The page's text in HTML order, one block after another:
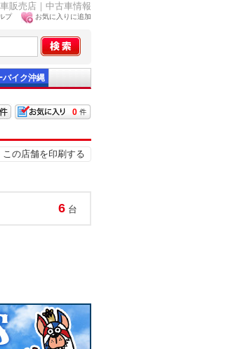
販売店｜中古車情報
プ お気に入りに追加
バイク沖縄
0
この店舗を印刷する
6 台